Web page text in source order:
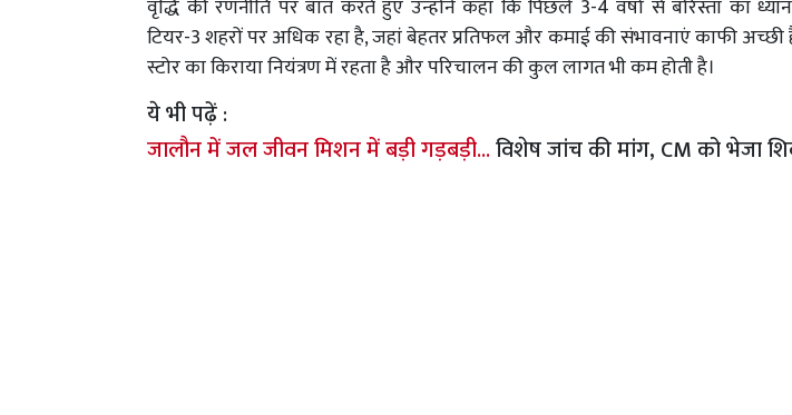
वृद्धि की रणनीति पर बात करते हुए उन्होंने कहा कि पिछले 3-4 वर्षों से बरिस्ता का
टियर-3 शहरों पर अधिक रहा है, जहां बेहतर प्रतिफल और कमाई की संभावनाएं काफी अच्छी
स्टोर का किराया नियंत्रण में रहता है और परिचालन की कुल लागत भी कम होती है।
ये भी पढ़ें :
जालौन में जल जीवन मिशन में बड़ी गड़बड़ी...विशेष जांच की मांग, CM को भेजा